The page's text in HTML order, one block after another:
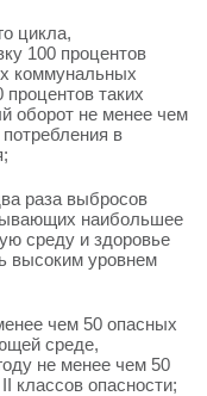
цикла,
100 процентов
коммунальных
таких
оборот не менее чем
в
раза выбросов
наибольшее
среду и здоровье
высоким уровнем
чем 50 опасных
среде,
не менее чем 50
классов опасности;